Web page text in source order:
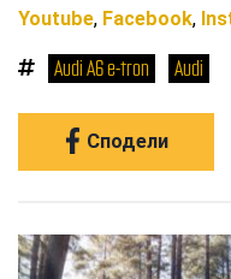
Youtube, Facebook,
Audi A6 e-tron Audi
Сподели